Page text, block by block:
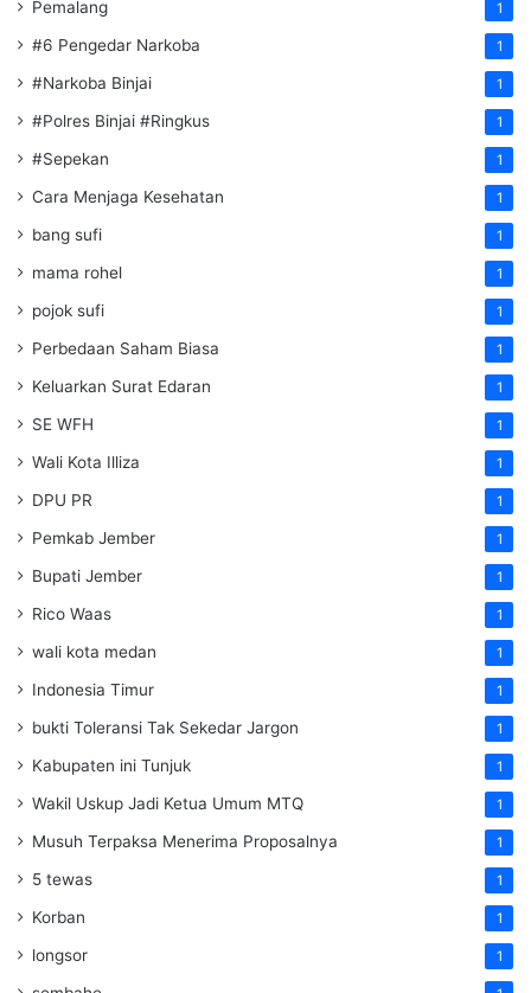
Pemalang 1
#6 Pengedar Narkoba 1
#Narkoba Binjai 1
#Polres Binjai #Ringkus 1
#Sepekan 1
Cara Menjaga Kesehatan 1
bang sufi 1
mama rohel 1
pojok sufi 1
Perbedaan Saham Biasa 1
Keluarkan Surat Edaran 1
SE WFH 1
Wali Kota Illiza 1
DPU PR 1
Pemkab Jember 1
Bupati Jember 1
Rico Waas 1
wali kota medan 1
Indonesia Timur 1
bukti Toleransi Tak Sekedar Jargon 1
Kabupaten ini Tunjuk 1
Wakil Uskup Jadi Ketua Umum MTQ 1
Musuh Terpaksa Menerima Proposalnya 1
5 tewas 1
Korban 1
longsor 1